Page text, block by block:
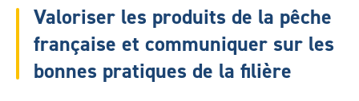
Valoriser les produits de la pêche
française et communiquer sur les
bonnes pratiques de la filière